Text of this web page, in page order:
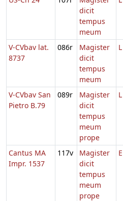
dicit
tempus
meum
V-CVbav lat.
8737
086r
Magister
dicit
tempus
meum
L
V-CVbav San
Pietro B.79
089r
Magister
dicit
tempus
meum
prope
L
Cantus MA
Impr. 1537
117v
Magister
dicit
tempus
meum
prope
E